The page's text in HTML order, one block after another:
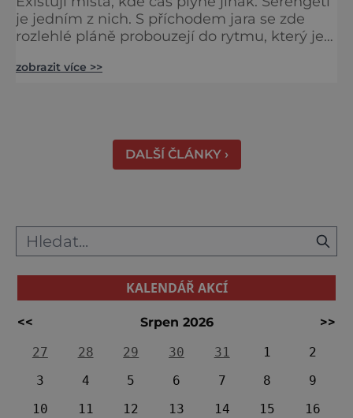
je jedním z nich. S příchodem jara se zde
rozlehlé pláně probouzejí do rytmu, který je
tráva svěží a horizont nekonečný. A právě v
shromažďují statisíce zvířat. Více než 1,5
milionu pakoňů, dop
zobrazit více >>
DALŠÍ ČLÁNKY ›
KALENDÁŘ AKCÍ
<< Srpen 2026
>>
27
28 29 30 31 1
2
3
4 5 6 7 8
9
10
11 12 13 14 15
16